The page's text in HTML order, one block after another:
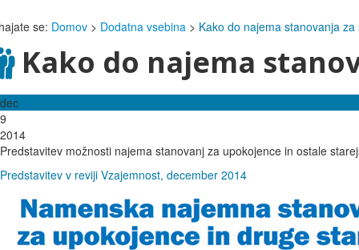
se: Domov > Dodatna vsebina > Kako do najema stanovanja za
Kako do najema
dec
9
2014
Predstavitev možnosti najema stanovanj za upokojence in ostale
Predstavitev v reviji Vzajemnost, december 2014